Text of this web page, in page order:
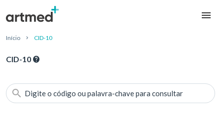
Início CID-10
CID-10
Digite o código ou palavra-chave para consultar